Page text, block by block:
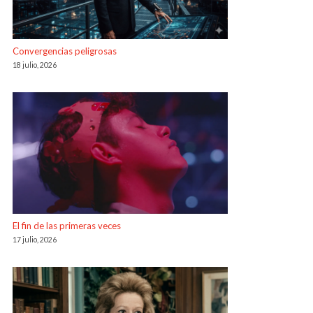
Convergencias peligrosas
18 julio, 2026
El fin de las primeras veces
17 julio, 2026